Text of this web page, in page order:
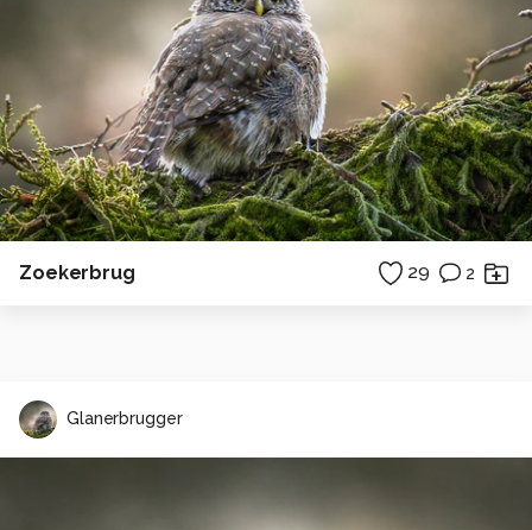
Zoekerbrug 29 2
Glanerbrugger